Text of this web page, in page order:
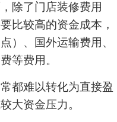
了门店装修费用
比较高的资金成本，
）、国外运输费用、
等费用。
难以转化为直接盈
大资金压力。